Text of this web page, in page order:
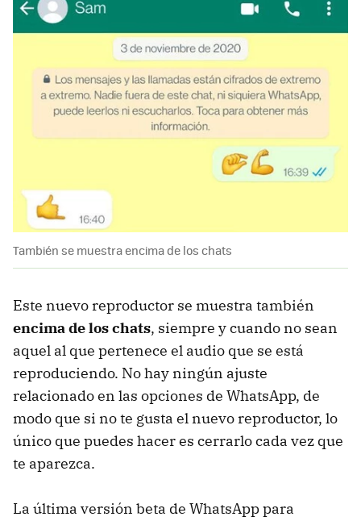
También se muestra encima de los chats
Este nuevo reproductor se muestra también
encima de los chats, siempre y cuando no sean
aquel al que pertenece el audio que se está
reproduciendo. No hay ningún ajuste
relacionado en las opciones de WhatsApp, de
modo que si no te gusta el nuevo reproductor, lo
único que puedes hacer es cerrarlo cada vez que
te aparezca.
La última versión beta de WhatsApp para